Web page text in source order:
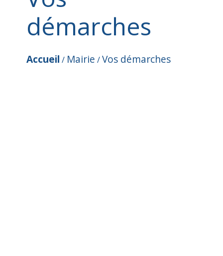
démarches
Accueil / Mairie /Vos démarches